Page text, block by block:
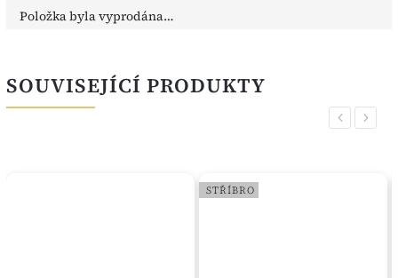
Položka byla vyprodána…
SOUVISEJÍCÍ PRODUKTY
Previous
STŘÍBRO
Next